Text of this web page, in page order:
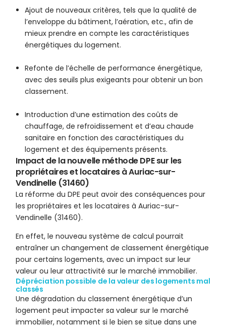
Ajout de nouveaux critères, tels que la qualité de
l’enveloppe du bâtiment, l’aération, etc., afin de
mieux prendre en compte les caractéristiques
énergétiques du logement.
Refonte de l’échelle de performance énergétique,
avec des seuils plus exigeants pour obtenir un bon
classement.
Introduction d’une estimation des coûts de
chauffage, de refroidissement et d’eau chaude
sanitaire en fonction des caractéristiques du
logement et des équipements présents.
Impact de la nouvelle méthode DPE sur les
propriétaires et locataires à Auriac-sur-
Vendinelle (31460)
La réforme du DPE peut avoir des conséquences pour
les propriétaires et les locataires à Auriac-sur-
Vendinelle (31460).
En effet, le nouveau système de calcul pourrait
entraîner un changement de classement énergétique
pour certains logements, avec un impact sur leur
valeur ou leur attractivité sur le marché immobilier.
Dépréciation possible de la valeur des logements mal
classés
Une dégradation du classement énergétique d’un
logement peut impacter sa valeur sur le marché
immobilier, notamment si le bien se situe dans une